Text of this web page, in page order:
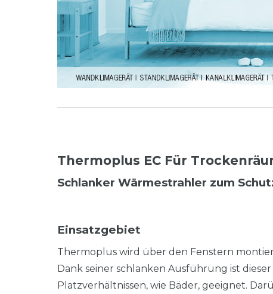
Thermoplus EC Für
Schlanker Wärmestrahler zum
Einsatzgebiet
Thermoplus wird über den Fenstern
Dank seiner schlanken Ausführung ist
Platzverhältnissen, wie Bäder, geeignet.